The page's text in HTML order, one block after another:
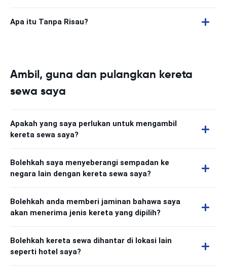
Apa itu Tanpa Risau?
Ambil, guna dan pulangkan kereta
sewa saya
Apakah yang saya perlukan untuk mengambil
kereta sewa saya?
Bolehkah saya menyeberangi sempadan ke
negara lain dengan kereta sewa saya?
Bolehkah anda memberi jaminan bahawa saya
akan menerima jenis kereta yang dipilih?
Bolehkah kereta sewa dihantar di lokasi lain
seperti hotel saya?